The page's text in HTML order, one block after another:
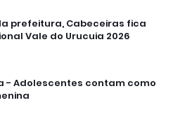
prefeitura, Cabeceiras fica
Vale do Urucuia 2026
- Adolescentes contam como